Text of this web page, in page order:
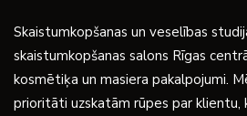
Skaistumkopšanas un veselības
skaistumkopšanas salons Rīgas
kosmētiķa un masiera pakalpojumi.
prioritāti uzskatām rūpes par klientu,